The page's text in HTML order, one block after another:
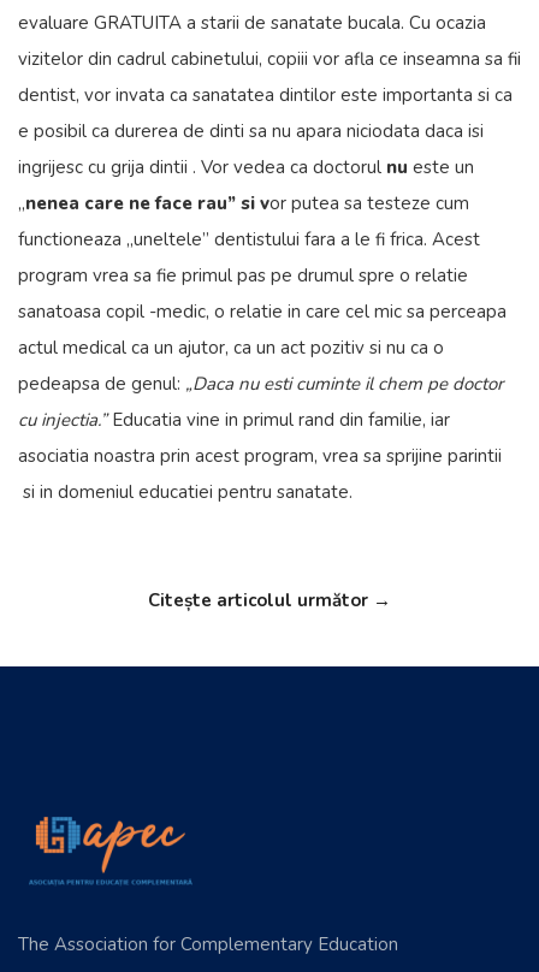
evaluare GRATUITA a starii de sanatate bucala. Cu ocazia
vizitelor din cadrul cabinetului, copiii vor afla ce inseamna sa fii
dentist, vor invata ca sanatatea dintilor este importanta si ca
e posibil ca durerea de dinti sa nu apara niciodata daca isi
ingrijesc cu grija dintii . Vor vedea ca doctorul nu este un
„nenea care ne face rau” si vor putea sa testeze cum
functioneaza „uneltele” dentistului fara a le fi frica. Acest
program vrea sa fie primul pas pe drumul spre o relatie
sanatoasa copil -medic, o relatie in care cel mic sa perceapa
actul medical ca un ajutor, ca un act pozitiv si nu ca o
pedeapsa de genul: „Daca nu esti cuminte il chem pe doctor
cu injectia.”Educatia vine in primul rand din familie, iar
asociatia noastra prin acest program, vrea sa sprijine parintii
si in domeniul educatiei pentru sanatate.
Citește articolul următor →
The Association for Complementary Education